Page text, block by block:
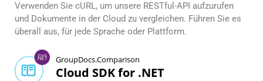
Verwenden Sie cURL, um unsere RESTful-API aufzurufen
und Dokumente in der Cloud zu vergleichen. Führen Sie es
überall aus, für jede Sprache oder Plattform.
GroupDocs.Comparison
Cloud SDK for .NET